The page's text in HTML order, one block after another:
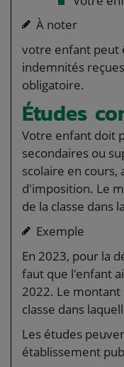
À noter
votre enfant peut
indemnités
obligatoire.
Études
Votre enfant doit
secondaires ou
scolaire en cours,
d'imposition. Le
de la classe dans
Exemple
En 2023, pour la
faut que l'enfant
2022. Le
classe dans
Les études
établissement